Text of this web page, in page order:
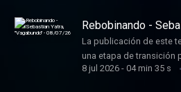
Rebobinando -
"Vagabundo" - 08/
La publicación de este
una etapa de transición
8 jul 2026- 04 min 35 s